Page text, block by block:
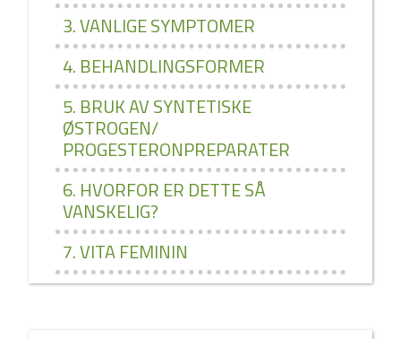
3. VANLIGE SYMPTOMER
4. BEHANDLINGSFORMER
5. BRUK AV SYNTETISKE
ØSTROGEN/
PROGESTERONPREPARATER
6. HVORFOR ER DETTE SÅ
VANSKELIG?
7. VITA FEMININ